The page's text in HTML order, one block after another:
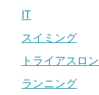
IT
スイミング
トライアスロン
ランニング